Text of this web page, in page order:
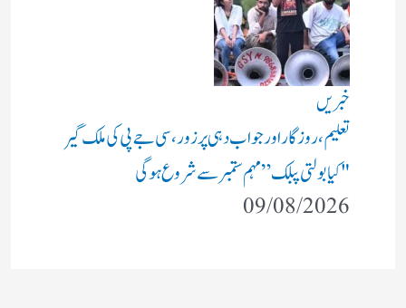
خبریں
تعلیم، روزگار اور جواب دہی پر زور، سی جے پی کی ملک گیر
"کیا بولتی پبلک” مہم ستمبر سے شروع ہوگی
09/08/2026